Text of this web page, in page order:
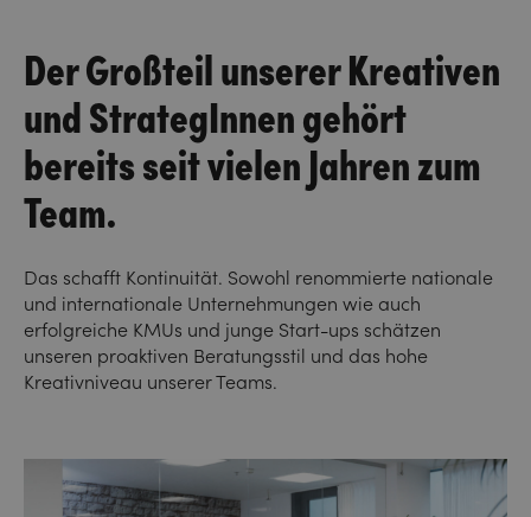
Der Großteil unserer Kreativen
und StrategInnen gehört
bereits seit vielen Jahren zum
Team.
Das schafft Kontinuität. Sowohl renommierte nationale
und internationale Unternehmungen wie auch
erfolgreiche KMUs und junge Start-ups schätzen
unseren proaktiven Beratungsstil und das hohe
Kreativniveau unserer Teams.